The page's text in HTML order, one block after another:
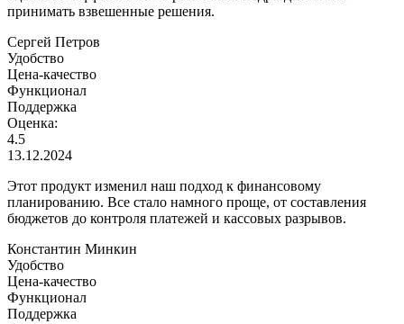
принимать взвешенные решения.
Сергей Петров
Удобство
Цена-качество
Функционал
Поддержка
Оценка:
4.5
13.12.2024
Этот продукт изменил наш подход к финансовому
планированию. Все стало намного проще, от составления
бюджетов до контроля платежей и кассовых разрывов.
Константин Минкин
Удобство
Цена-качество
Функционал
Поддержка